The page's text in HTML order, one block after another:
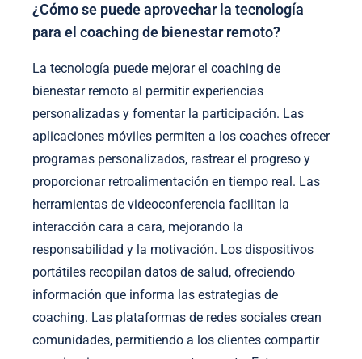
¿Cómo se puede aprovechar la tecnología
para el coaching de bienestar remoto?
La tecnología puede mejorar el coaching de
bienestar remoto al permitir experiencias
personalizadas y fomentar la participación. Las
aplicaciones móviles permiten a los coaches ofrecer
programas personalizados, rastrear el progreso y
proporcionar retroalimentación en tiempo real. Las
herramientas de videoconferencia facilitan la
interacción cara a cara, mejorando la
responsabilidad y la motivación. Los dispositivos
portátiles recopilan datos de salud, ofreciendo
información que informa las estrategias de
coaching. Las plataformas de redes sociales crean
comunidades, permitiendo a los clientes compartir